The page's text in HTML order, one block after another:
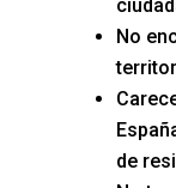
No
de